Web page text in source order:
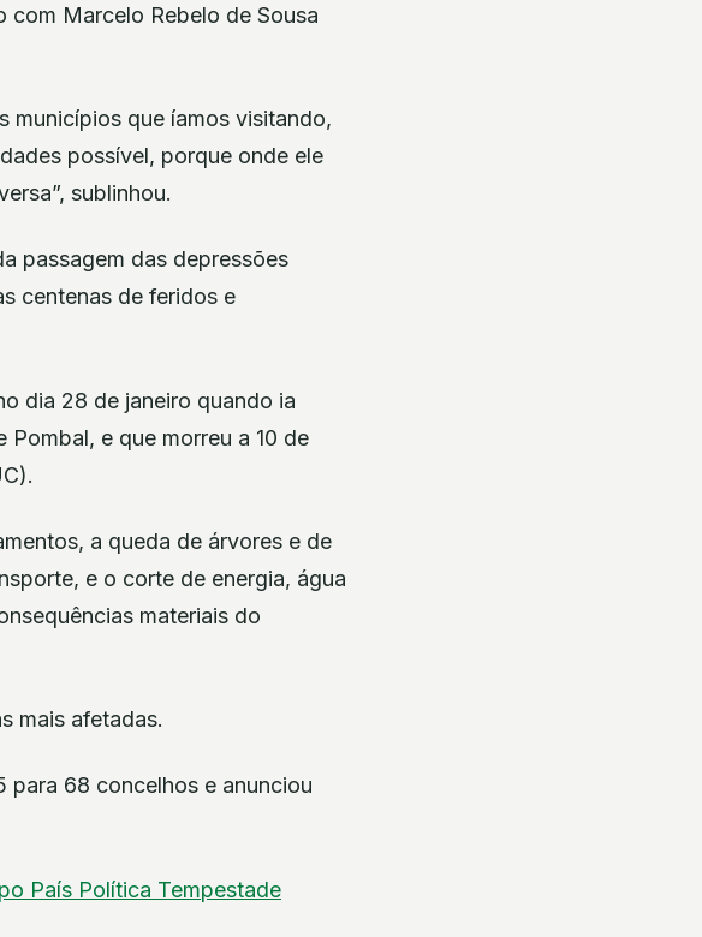
com Marcelo Rebelo de Sousa
municípios que íamos visitando,
possível, porque onde ele
sublinhou.
passagem das depressões
centenas de feridos e
dia 28 de janeiro quando ia
e que morreu a 10 de
a queda de árvores e de
e o corte de energia, água
materiais do
mais afetadas.
para 68 concelhos e anunciou
País Política Tempestade